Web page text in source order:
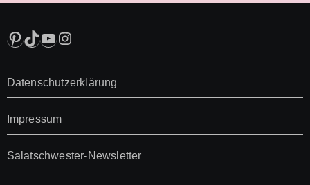
Pinterest
TikTok
YouTube
Instagram
Datenschutzerklärung
Impressum
Salatschwester-Newsletter